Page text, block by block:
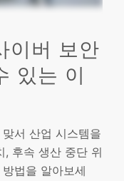
이버 보안
있는 이
서 산업 시스템을
, 후속 생산 중단 위
법을 알아보세